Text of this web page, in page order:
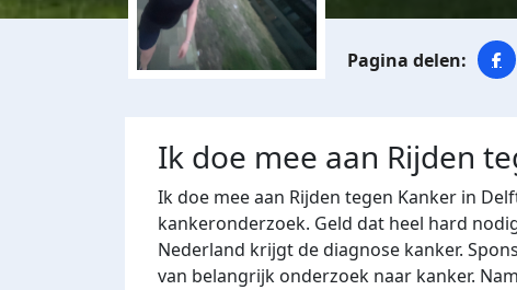
Ik doe mee aan Rijden
Ik doe mee aan Rijden tegen Kanker in
kankeronderzoek. Geld dat heel hard
Nederland krijgt de diagnose kanker.
van belangrijk onderzoek naar kanker.